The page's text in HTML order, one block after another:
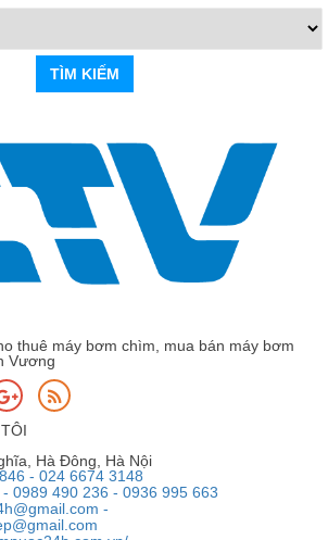
TÌM KIẾM
thuê máy bơm chìm, mua bán máy bơm
Vương
Hà Đông, Hà Nội
- 024 6674 3148
0989 490 236 - 0936 995 663
-